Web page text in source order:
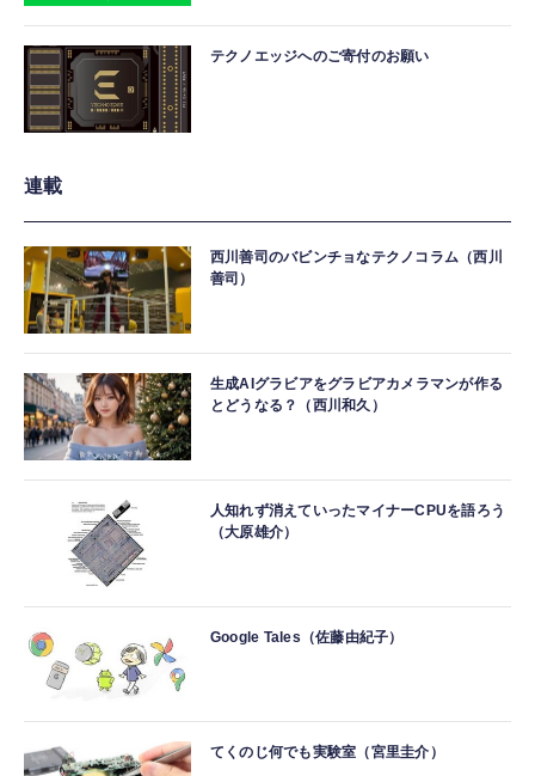
テクノエッジへのご寄付のお願い
連載
西川善司のバビンチョなテクノコラム（西川
善司）
生成AIグラビアをグラビアカメラマンが作る
とどうなる？（西川和久）
人知れず消えていったマイナーCPUを語ろう
（大原雄介）
Google Tales（佐藤由紀子）
てくのじ何でも実験室（宮里圭介）